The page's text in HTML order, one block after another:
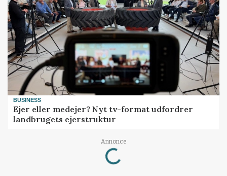
BUSINESS
Ejer eller medejer? Nyt tv-format udfordrer
landbrugets ejerstruktur
Annonce
Loading...